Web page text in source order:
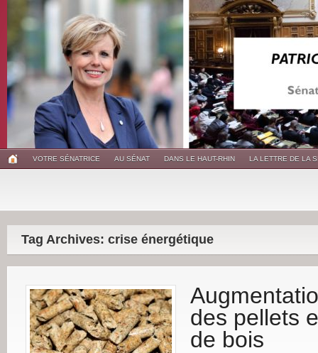
VOTRE SÉNATRICE AU SÉNAT DANS LE HAUT-RHIN LA LETTRE DE LA
Tag Archives: crise énergétique
des pellets
de bois